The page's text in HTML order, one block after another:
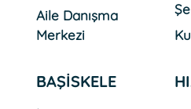
Aile Danışma
Merkezi
BAŞİSKELE